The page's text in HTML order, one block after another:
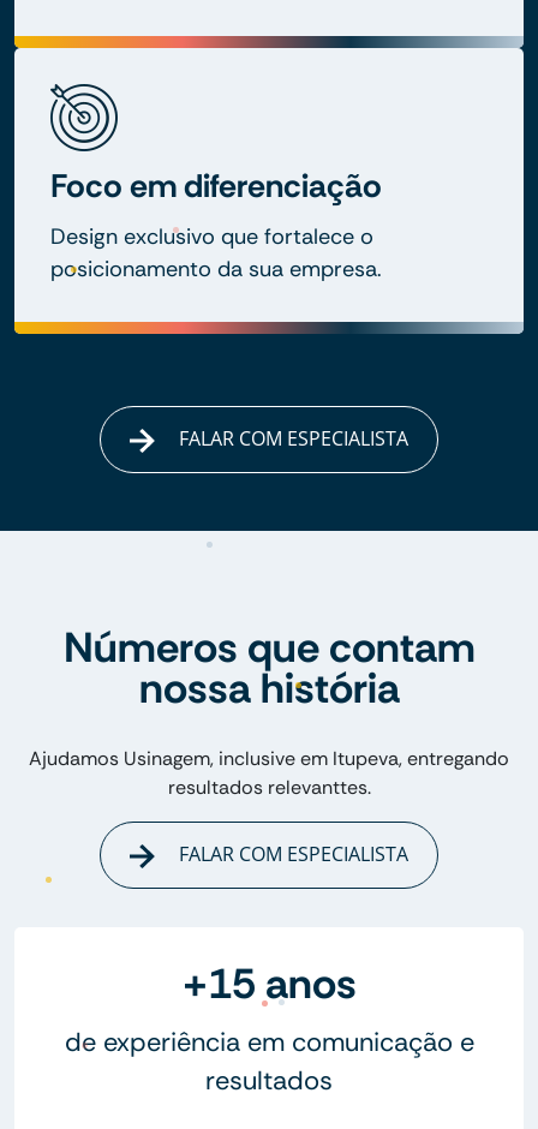
Foco em diferenciação
Design exclusivo que fortalece o
posicionamento da sua empresa.
FALAR COM ESPECIALISTA
Números que contam
nossa história
Ajudamos Usinagem, inclusive em Itupeva, entregando
resultados relevanttes.
FALAR COM ESPECIALISTA
+15 anos
de experiência em comunicação e
resultados